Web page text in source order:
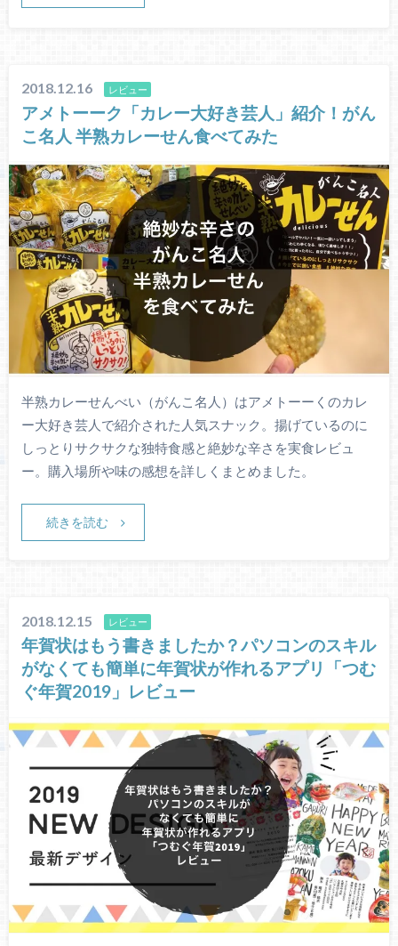
2018.12.16 レビュー
アメトーーク「カレー大好き芸人」紹介！がん
こ名人 半熟カレーせん食べてみた
半熟カレーせんべい（がんこ名人）はアメトーーくのカレ
ー大好き芸人で紹介された人気スナック。揚げているのに
しっとりサクサクな独特食感と絶妙な辛さを実食レビュ
ー。購入場所や味の感想を詳しくまとめました。
続きを読む
2018.12.15 レビュー
年賀状はもう書きましたか？パソコンのスキル
がなくても簡単に年賀状が作れるアプリ「つむ
ぐ年賀2019」レビュー